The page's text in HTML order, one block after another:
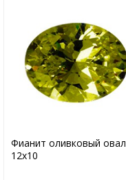
Фианит оливковый овал
12х10